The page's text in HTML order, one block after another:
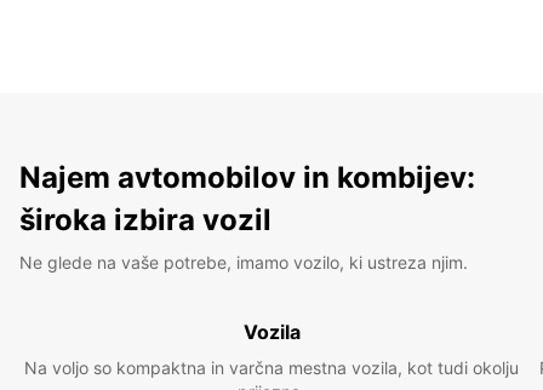
Najem avtomobilov in kombijev:
široka izbira vozil
Ne glede na vaše potrebe, imamo vozilo, ki ustreza njim.
Vozila
Na voljo so kompaktna in varčna mestna vozila, kot tudi okolju